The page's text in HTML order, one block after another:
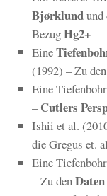
Bjørklundund
BezugHg2+
Eine
(1992) – Zu den
Eine
–Cutlers
Ishii et al.
die Gregus et.
Eine
– Zu denDaten